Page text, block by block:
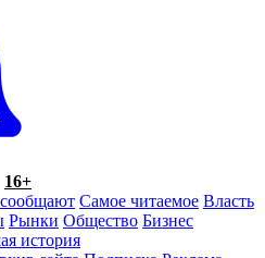
16+
Самое читаемое Власть
Рынки Общество Бизнес
история